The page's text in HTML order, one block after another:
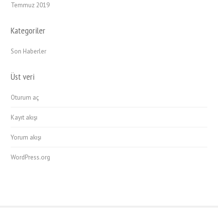
Temmuz 2019
Kategoriler
Son Haberler
Üst veri
Oturum aç
Kayıt akışı
Yorum akışı
WordPress.org